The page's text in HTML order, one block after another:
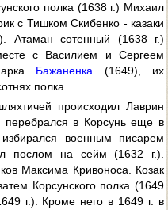
полка (1638 г.) Михаил
с Тишком Скибенко - казаки
Атаман сотенный (1638 г.)
с Василием и Сергеем
Бажаненка (1649), их
полка.
происходил Лаврин
перебрался в Корсунь еще в
военным писарем
послом на сейм (1632 г.).
Максима Кривоноса. Козак
Корсунского полка (1649
г.). Кроме него в 1649 г. в